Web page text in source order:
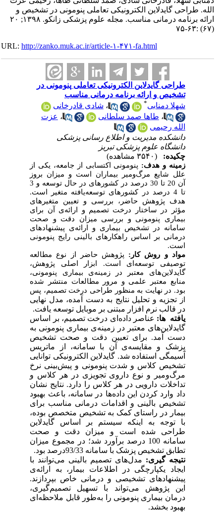
گایدلاین الکترونیکی تعاملی پنومونی در تشخیص و
ارائه برنامه درمانی مناسب. مجله علوم پزشکی زانکو. ۱۳۹۸; ۲۰
URL:http://zanko.muk.ac.ir/article-۱-۴۷۱-fa.html
طراحی گایدلاین الکترونیکی تعاملی پنومونی در
تشخیص و ارائه برنامه درمانی مناسب
شهلا دمنابی
،شادی قادرخانی
طاها صمد سلطانی ،عزت
الله رحیمی
دانشکده مدیریت و اطلاع رسانی پزشکی
دانشگاه علوم پزشکی تبریز
زمینه و هدف: پنومونی اکتسابی از جامعه، یکی از
علل شایع مرگ‌ومیر بیماران است و میزان بروز
درصد در کشورهای در حال ‌توسعه و 3
درصد در کشورهای توسعه‌یافته متغیر است.
هدف پژوهش حاضر، بررسی و تعیین متغیرهای
مؤثر در ساختار درخت تصمیم و ارائه‌ی آن برای
بیماری پنومونی و بررسی میزان دقت و صحت
سامانه در تشخیص بیماری و ارائه‌ی پیشنهادهای
درمانی بر اساس راهکارهای بالینی رایج پنومونی
مواد و روش­ کار:
پژوهش حاضر از نوع مطالعه‌
توصیفی توسعه‌ای است. ابزار اصلی پژوهش،
گایدلاین‌های معتبر در زمینه‌ی بیماری پنومونی،
منابع معتبر علمی و مرور مطالعات منتشر شده
بود. در نهایت به منظور طراحی درخت تصمیم، پس
تجزیه و تحلیل نتایج به دست آمده، مدل نهایی
در قالب نرم افزار مبتنی بر موبایل توسعه یافت.
عناصر داده‌ای درخت تصمیم، بر اساس
گایدلاین‌های معتبر در زمینه‌ی بیماری پنومونی به
دست آمد. برای تعیین دقت و صحت تشخیص
پزشک و مقایسه‌ی آن با سامانه، از ماتریس
آسیمگی استفاده شد. گایدلاین الکترونیکی توانایی
تشخیص کلاس و شدت پنومونی و پیش‌بینی نرخ
مرگ‌ومیر و نوع داروی تجویزی در هر کلاس و
تداخلات دارویی در هر کلاس را دارد. نتایج نشان
داد وارد کردن این داده‌ها در سامانه، باعث بهبود
تشخیص بالینی و اقدامات درمانی مناسب برای
بیمار در راستای کمک به تشخیص متخصص بوده،
با توجه به اینکه سیستم بر اساس گایدلاین
طراحی شده است و میزان دقت و صحت
سامانه 100 درصد برآورد شد؛ در مجموع میزان
تطابق تشخیص پزشک با سامانه 93/33
درصد بود.
نتیجه ­گیری: مدل‌های تصمیم ‌بالینی می‌توانند با
ایجاد یکپارچگی در اطلاعات بیمار، به ارائه‌ی
پیشنهادهای تشخیصی و درمانی خاص بپردازند.
این پژوهش می‌تواند با تسهیل تصمیم‌گیری،‌
درمان بیماری پنومونی را به‌طور قابل‌ ملاحظه‌ای
بهبود بخشد.